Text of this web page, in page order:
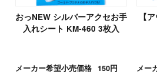
おっNEW シルバーアクセお手
入れシート KM-460 3枚入
メーカー希望小売価格 150円
【
メー